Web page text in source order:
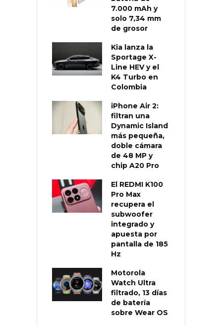
7.000 mAh y
solo 7,34 mm
de grosor
Kia lanza la
Sportage X-
Line HEV y el
K4 Turbo en
Colombia
iPhone Air 2:
filtran una
Dynamic Island
más pequeña,
doble cámara
de 48 MP y
chip A20 Pro
El REDMI K100
Pro Max
recupera el
subwoofer
integrado y
apuesta por
pantalla de 185
Hz
Motorola
Watch Ultra
filtrado, 13 días
de batería
sobre Wear OS